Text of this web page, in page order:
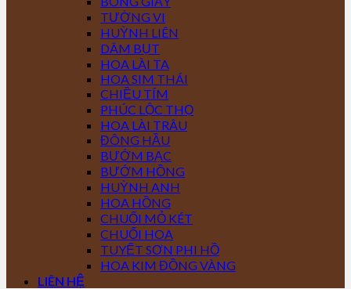
TƯỜNG VI
HUỲNH LIÊN
DÂM BỤT
HOA LÀI TA
HOA SIM THÁI
CHIỀU TÍM
PHÚC LỘC THỌ
HOA LÀI TRÂU
ĐÔNG HẦU
BƯỚM BẠC
BƯỚM HỒNG
HUỲNH ANH
HOA HỒNG
CHUỐI MỎ KÉT
CHUỐI HOA
TUYẾT SƠN PHI HỒ
HOA KIM ĐỒNG VÀNG
LIÊN HỆ